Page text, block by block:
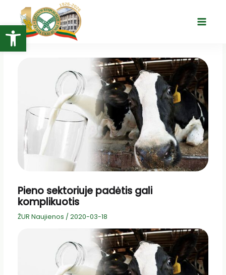
Open toolbar
turinio
Main
Pieno sektoriuje padėtis gali
komplikuotis
ŽUR Naujienos / 2020-03-18